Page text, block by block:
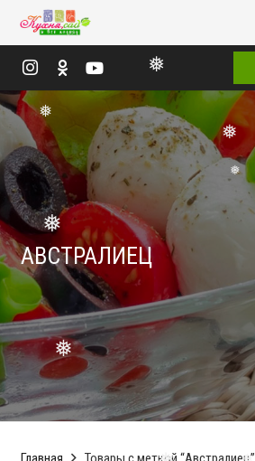
❅
❅
❅
❅
❅
❅
АВСТРАЛИЕЦ